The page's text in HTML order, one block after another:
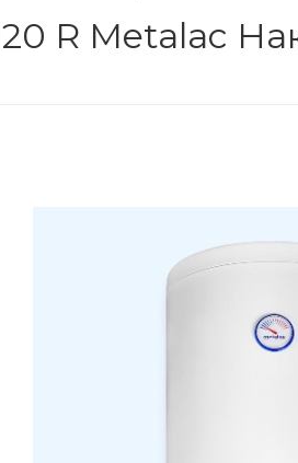
R Metalac